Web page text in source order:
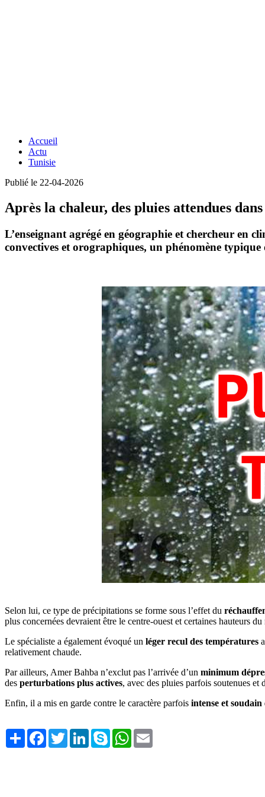
Accueil
Actu
Tunisie
Publié le 22-04-2026
Après la chaleur, des pluies attendues
L’enseignant agrégé en géographie et chercheur en
convectives et orographiques, un phénomène
Selon lui, ce type de précipitations se forme sous l’effet du
plus concernées devraient être le centre-ouest et certaines hauteurs du
Le spécialiste a également évoqué un léger recul des températures
relativement chaude.
Par ailleurs, Amer Bahba n’exclut pas l’arrivée d’un minimum
des perturbations plus actives, avec des pluies parfois soutenues et
Enfin, il a mis en garde contre le caractère parfois intense et soudain
Share FacebookTwitterLinkedInSkype WhatsApp